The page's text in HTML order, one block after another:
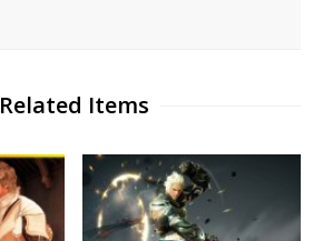
Related Items